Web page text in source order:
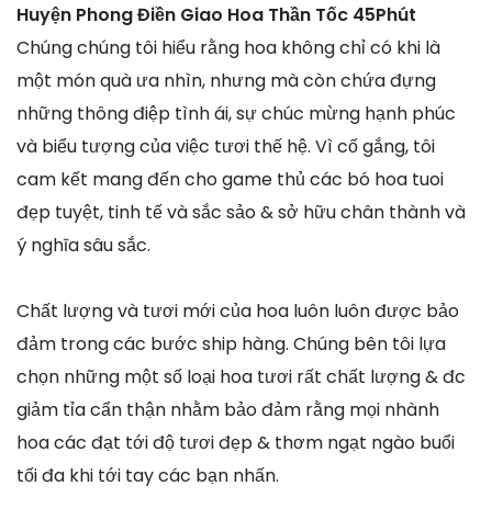
Huyện Phong Điền Giao Hoa Thần Tốc 45Phút
Chúng chúng tôi hiểu rằng hoa không chỉ có khi là
một món quà ưa nhìn, nhưng mà còn chứa đựng
những thông điệp tình ái, sự chúc mừng hạnh phúc
và biểu tượng của việc tươi thế hệ. Vì cố gắng, tôi
cam kết mang đến cho game thủ các bó hoa tuoi
đẹp tuyệt, tinh tế và sắc sảo & sở hữu chân thành và
ý nghĩa sâu sắc.
Chất lượng và tươi mới của hoa luôn luôn được bảo
đảm trong các bước ship hàng. Chúng bên tôi lựa
chọn những một số loại hoa tươi rất chất lượng & đc
giảm tỉa cẩn thận nhằm bảo đảm rằng mọi nhành
hoa các đạt tới độ tươi đẹp & thơm ngạt ngào buổi
tối đa khi tới tay các bạn nhấn.